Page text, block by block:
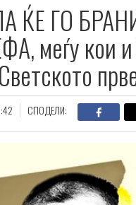
ЌЕ ГО
меѓу кои
СПОДЕЛИ: